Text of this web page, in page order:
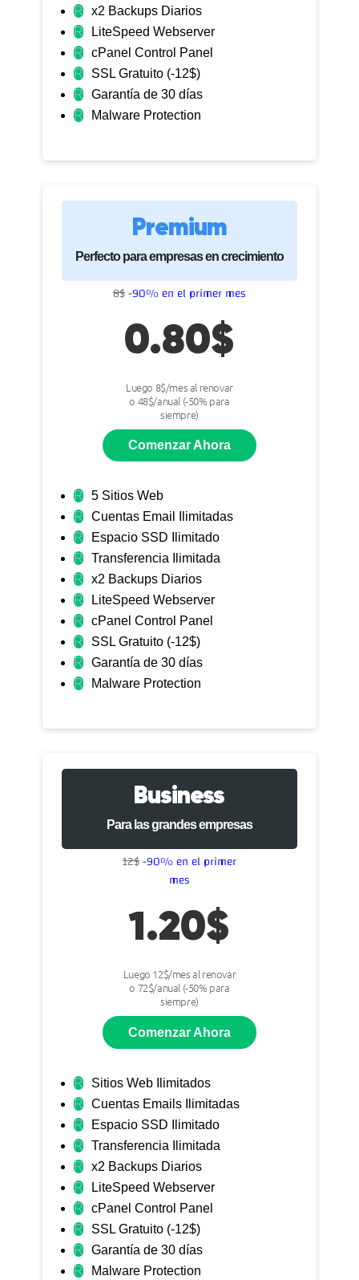
R
x2 Backups Diarios
R
LiteSpeed Webserver
R
cPanel Control Panel
R
SSL Gratuito (-12$)
R
Garantía de 30 días
R
Malware Protection
Premium
Perfecto para empresas en crecimiento
8$-90% en el primer mes
0.80$
Luego 8$/mes al renovar
o 48$/anual (-50% para
siempre)
Comenzar Ahora
R
5 Sitios Web
R
Cuentas Email Ilimitadas
R
Espacio SSD Ilimitado
R
Transferencia Ilimitada
R
x2 Backups Diarios
R
LiteSpeed Webserver
R
cPanel Control Panel
R
SSL Gratuito (-12$)
R
Garantía de 30 días
R
Malware Protection
Business
Para las grandes empresas
12$-90% en el primer
mes
1.20$
Luego 12$/mes al renovar
o 72$/anual (-50% para
siempre)
Comenzar Ahora
R
Sitios Web Ilimitados
R
Cuentas Emails Ilimitadas
R
Espacio SSD Ilimitado
R
Transferencia Ilimitada
R
x2 Backups Diarios
R
LiteSpeed Webserver
R
cPanel Control Panel
R
SSL Gratuito (-12$)
R
Garantía de 30 días
R
Malware Protection